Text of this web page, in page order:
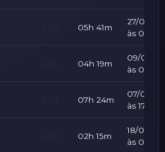
05h 41m
27/07/
às 04:34
04h 19m
09/08/
às 00:53
07h 24m
07/08/
às 17:44
02h 15m
18/07/
às 09:59